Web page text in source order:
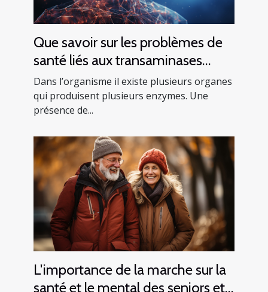
Que savoir sur les problèmes de
santé liés aux transaminases
SGPT ?
Dans l’organisme il existe plusieurs organes
qui produisent plusieurs enzymes. Une
présence de...
L'importance de la marche sur la
santé et le mental des seniors et